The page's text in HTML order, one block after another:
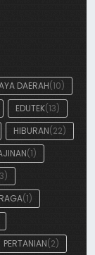
DAERAH(10)
EDUTEK(13)
HIBURAN(22)
(1)
(1)
PERTANIAN(2)